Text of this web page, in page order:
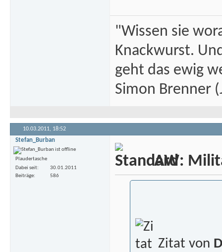
"Wissen sie
Knackwurst.
geht das ewig
Simon Brenner
10.03.2011, 18:52
Stefan_Burban
Plaudertasche
Dabei seit
30.01.2011
Beiträge
586
AW:
Zitat von